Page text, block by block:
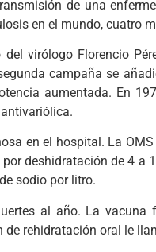
de una
en el mundo, cuatro
virólogo Florencio
campaña se
aumentada. En
en el hospital. La
deshidratación de 4 a
sodio por litro.
al año. La vacuna
rehidratación oral le